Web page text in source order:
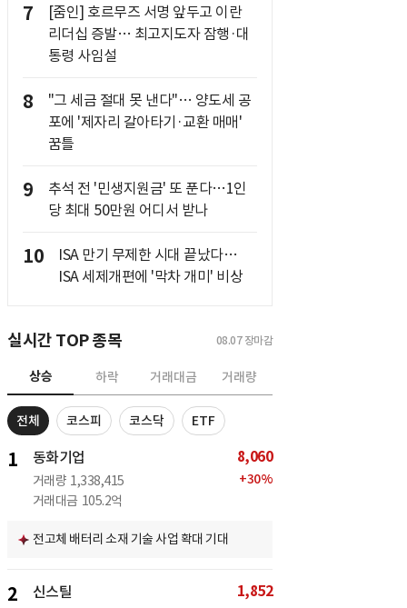
7
[줌인] 호르무즈 서명 앞두고 이란
리더십 증발… 최고지도자 잠행·대
통령 사임설
8
"그 세금 절대 못 낸다"… 양도세 공
포에 '제자리 갈아타기·교환 매매'
꿈틀
9
추석 전 '민생지원금' 또 푼다…1인
당 최대 50만원 어디서 받나
10
ISA 만기 무제한 시대 끝났다…
ISA 세제개편에 '막차 개미' 비상
실시간 TOP 종목 08.07 장마감
상승 하락 거래대금 거래량
전체 코스피 코스닥 ETF
1 동화기업
거래량 1,338,415
거래대금 105.2억
8,060
+30%
전고체 배터리 소재 기술 사업 확대 기대
2 신스틸 1,852